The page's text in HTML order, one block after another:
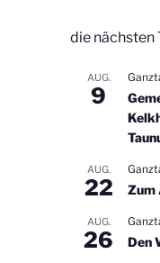
die nächsten
AUG.
9
AUG.
22 Zum
AUG.
26 Den